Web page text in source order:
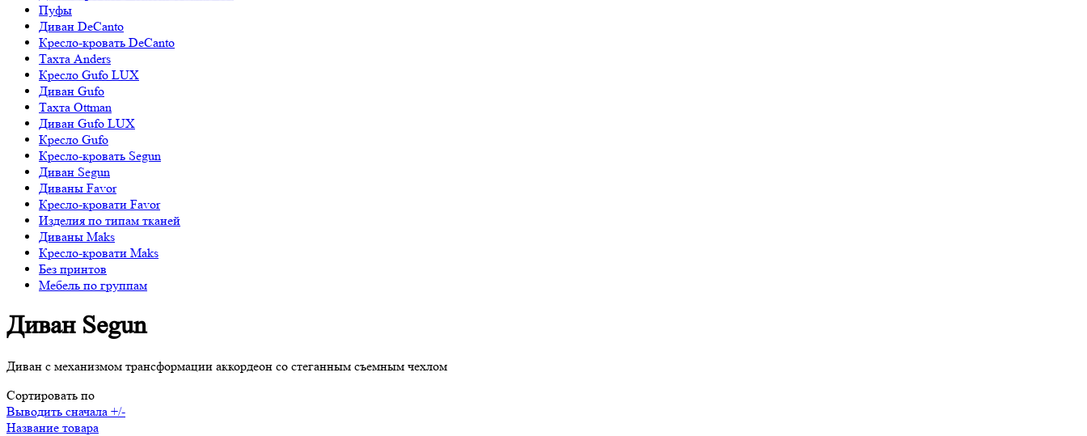
Пуфы
Диван DeCanto
Кресло-кровать DeCanto
Тахта Anders
Кресло Gufo LUX
Диван Gufo
Тахта Ottman
Диван Gufo LUX
Кресло Gufo
Кресло-кровать Segun
Диван Segun
Диваны Favor
Кресло-кровати Favor
Изделия по типам тканей
Диваны Maks
Кресло-кровати Maks
Без принтов
Мебель по группам
Диван Segun
Диван с механизмом трансформации аккордеон со стеганным съемным чехлом
Сортировать по
Выводить сначала +/-
Название товара